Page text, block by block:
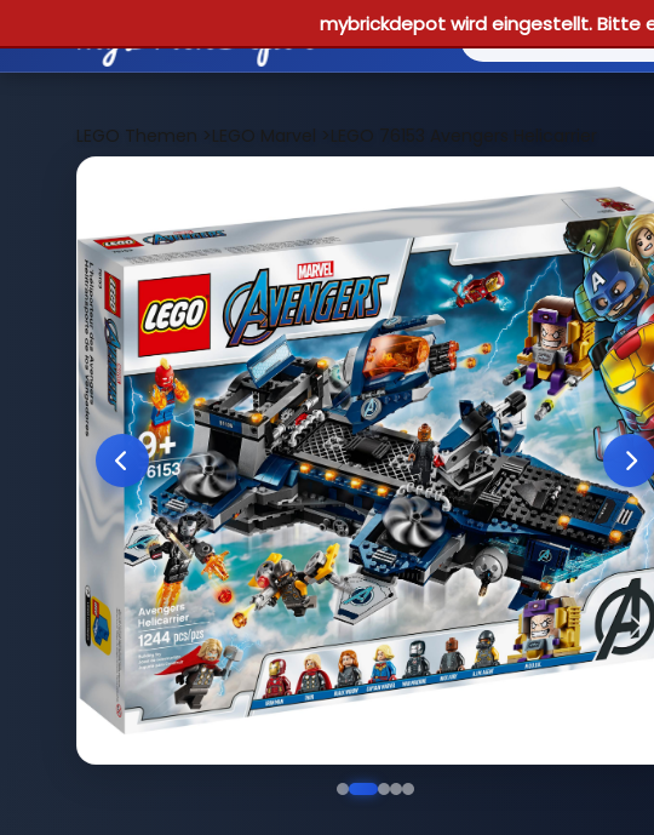
mybrickdepot wird eingestellt. Bitte
LEGO Themen >LEGO Marvel >LEGO 76153 Avengers Helicarrier